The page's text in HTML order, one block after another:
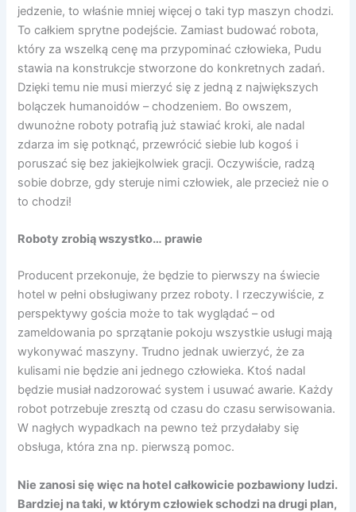
jedzenie, to właśnie mniej więcej o taki typ maszyn chodzi.
To całkiem sprytne podejście. Zamiast budować robota,
który za wszelką cenę ma przypominać człowieka, Pudu
stawia na konstrukcje stworzone do konkretnych zadań.
Dzięki temu nie musi mierzyć się z jedną z największych
bolączek humanoidów – chodzeniem. Bo owszem,
dwunożne roboty potrafią już stawiać kroki, ale nadal
zdarza im się potknąć, przewrócić siebie lub kogoś i
poruszać się bez jakiejkolwiek gracji. Oczywiście, radzą
sobie dobrze, gdy steruje nimi człowiek, ale przecież nie o
to chodzi!
Roboty zrobią wszystko… prawie
Producent przekonuje, że będzie to pierwszy na świecie
hotel w pełni obsługiwany przez roboty. I rzeczywiście, z
perspektywy gościa może to tak wyglądać – od
zameldowania po sprzątanie pokoju wszystkie usługi mają
wykonywać maszyny. Trudno jednak uwierzyć, że za
kulisami nie będzie ani jednego człowieka. Ktoś nadal
będzie musiał nadzorować system i usuwać awarie. Każdy
robot potrzebuje zresztą od czasu do czasu serwisowania.
W nagłych wypadkach na pewno też przydałaby się
obsługa, która zna np. pierwszą pomoc.
Nie zanosi się więc na hotel całkowicie pozbawiony ludzi.
Bardziej na taki, w którym człowiek schodzi na drugi plan,